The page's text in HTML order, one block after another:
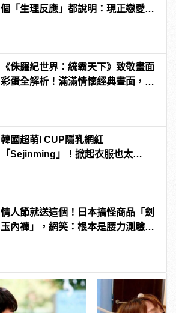
個「生理反應」都說明：現正戀愛
《侏羅紀世界：統霸天下》致敬畫面
彩蛋全解析！滿滿情懷經典畫面，老
韓國超萌I CUP隱乳網紅
「Sejinming」！掀起衣服也太
情人節就送這個！日本搞怪商品「劍
玉內褲」，網笑：根本是腰力測驗